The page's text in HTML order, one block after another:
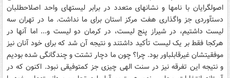
اصول‎گرایان با نام‎‎ها و نشان‎‎های متعدد در برابر لیست‎‎های واحد اصلاح‎طلبان
دست‎آوردی جز واگذاری هفت مرکز استان برای ما نداشت. ما در تهران سه
لیست داشتیم، در شیراز پنج لیست، در کرمان دو لیست و... اما آن‎ها در
هرکجا فقط بر یک لیست تأکید داشتند و نتیجه آن شد که برای خود آنان نیز
موفقیت‎شان غیرقابل‎باور بود. چرا؟ چون ما دچار تشتت و چندگانگی شده بودیم
و نتیجه این تفرقه نیز در سنت الهی چیزی جز کم‎توفیقی نبود. اکنون که در